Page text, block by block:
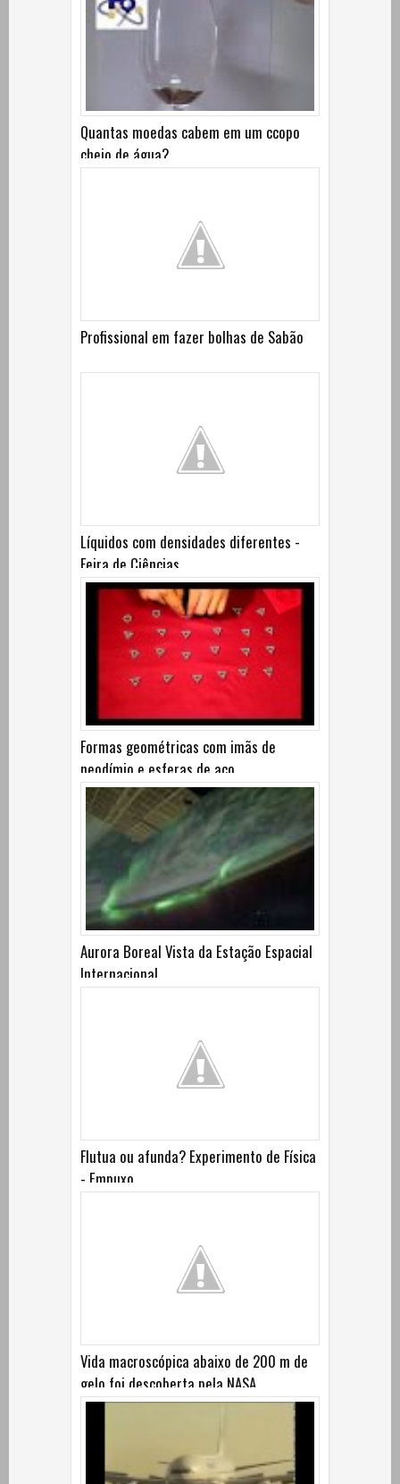
Quantas moedas cabem em um ccopo
cheio de água?
Profissional em fazer bolhas de Sabão
Líquidos com densidades diferentes -
Feira de Ciências
Formas geométricas com imãs de
neodímio e esferas de aço
Aurora Boreal Vista da Estação Espacial
Internacional
Flutua ou afunda? Experimento de Física
- Empuxo
Vida macroscópica abaixo de 200 m de
gelo foi descoberta pela NASA